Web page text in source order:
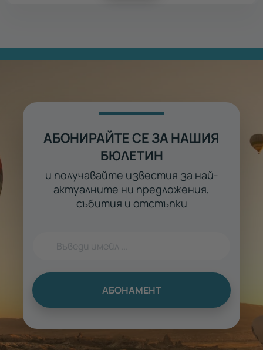
АБОНИРАЙТЕ СЕ ЗА НАШИЯ
БЮЛЕТИН
и получавайте известия за най-
актуалните ни предложения,
събития и отстъпки
АБОНАМЕНТ